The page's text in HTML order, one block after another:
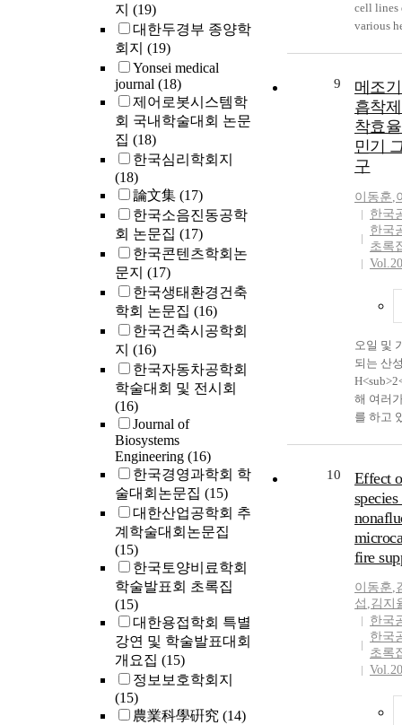
지 (19)
대한두경부 종양학
회지 (19)
Yonsei medical
journal (18)
제어로봇시스템학
회 국내학술대회 논문
집 (18)
한국심리학회지
(18)
論文集 (17)
한국소음진동공학
회 논문집 (17)
한국콘텐츠학회논
문지 (17)
한국생태환경건축
학회 논문집 (16)
한국건축시공학회
지 (16)
한국자동차공학회
학술대회 및 전시회
(16)
Journal of
Biosystems
Engineering (16)
한국경영과학회 학
술대회논문집 (15)
대한산업공학회 추
계학술대회논문집
(15)
한국토양비료학회
학술발표회 초록집
(15)
대한용접학회 특별
강연 및 학술발표대회
개요집 (15)
정보보호학회지
(15)
農業科學硏究 (14)
또래관
관계문
모를 대
한 결과,
육방식
또래관
하는 것
보고한
문제의
식이 조
증상이
방식을
제가 더
적 양육
기술이
이 높을
의 긍정
사라지
다. 연구
구의 의
에 대한
cell lines
various
cell lines
the head
common.
novel
and neck
one
We
phase-
cell line
making
cells
passage
could be
line for
head
9
메조
흡착
착효
민기
구
이동훈,
한국
한국
초록
오일 및
되는 산
해 여러
를 하고
공정의
기공성
이용하
기술을
로 아민
아민계
성된 메
다양한
로써 소
산성가
하였다.
용으로
10
Effect
fire
이동훈,
섭 ,김지
한국
한국
초록